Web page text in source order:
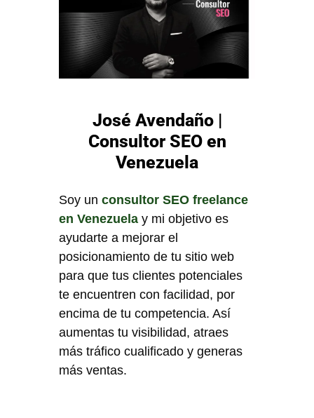
José Avendaño |
Consultor SEO en
Venezuela
Soy un consultor SEO freelance
en Venezuela y mi objetivo es
ayudarte a mejorar el
posicionamiento de tu sitio web
para que tus clientes potenciales
te encuentren con facilidad, por
encima de tu competencia. Así
aumentas tu visibilidad, atraes
más tráfico cualificado y generas
más ventas.